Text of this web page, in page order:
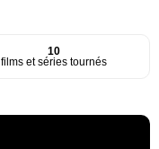
10
films et séries tournés